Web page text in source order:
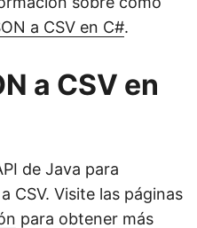
a CSV en C#.
a CSV en
de Java para
CSV. Visite las páginas
para obtener más